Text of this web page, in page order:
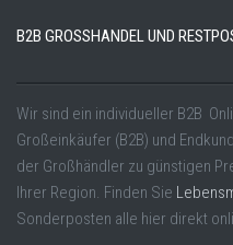
B2B GROSSHANDEL UND
Wir sind ein individueller B2B
Großeinkäufer (B2B) und
der Großhändler zu günstigen
Ihrer Region. Finden Sie
Sonderposten alle hier direkt